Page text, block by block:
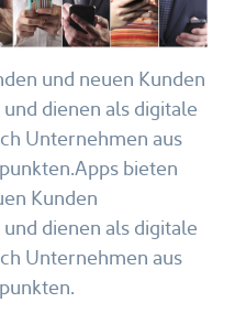
und neuen Kunden
dienen als digitale
Unternehmen aus
bieten
Kunden
dienen als digitale
Unternehmen aus